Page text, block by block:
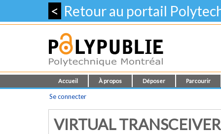
< Retour au portail
Accueil À propos Déposer Parcourir
Se connecter
VIRTUAL